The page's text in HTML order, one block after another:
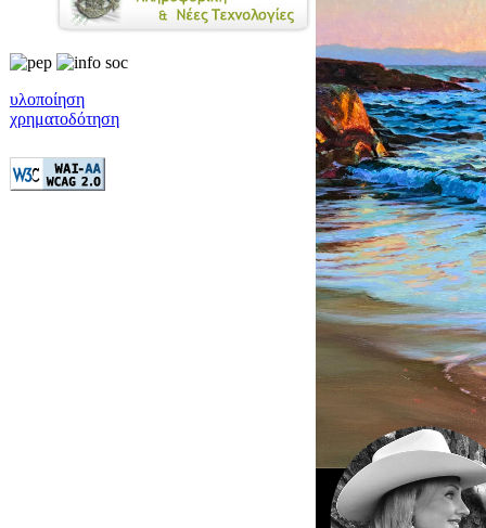
υλοποίηση
χρηματοδότηση